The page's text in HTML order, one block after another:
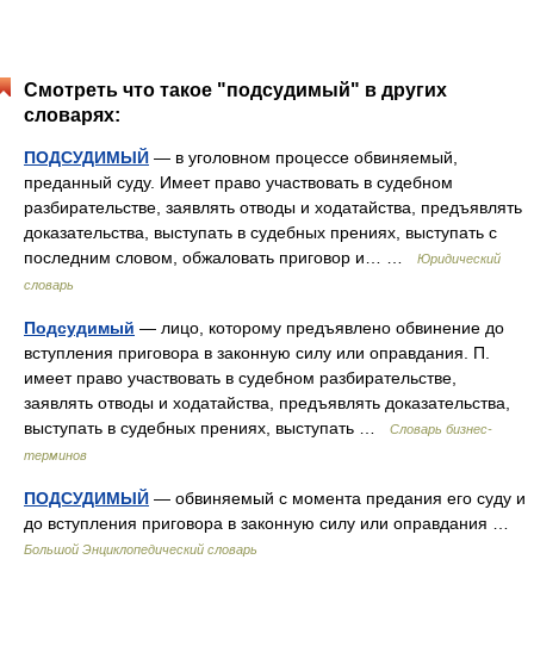
Смотреть что такое "подсудимый" в других
словарях:
ПОДСУДИМЫЙ — в уголовном процессе обвиняемый,
преданный суду. Имеет право участвовать в судебном
разбирательстве, заявлять отводы и ходатайства, предъявлять
доказательства, выступать в судебных прениях, выступать с
последним словом, обжаловать приговор и… …
Юридический
словарь
Подсудимый — лицо, которому предъявлено обвинение до
вступления приговора в законную силу или оправдания. П.
имеет право участвовать в судебном разбирательстве,
заявлять отводы и ходатайства, предъявлять доказательства,
выступать в судебных прениях, выступать …
Словарь бизнес-
терминов
ПОДСУДИМЫЙ — обвиняемый с момента предания его суду и
до вступления приговора в законную силу или оправдания …
Большой Энциклопедический словарь